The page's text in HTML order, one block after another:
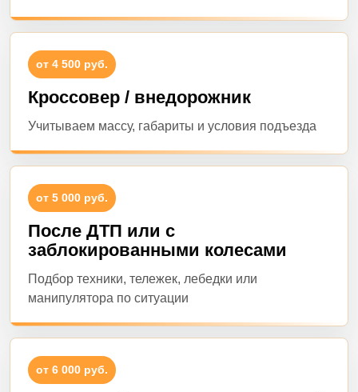
от 4 500 руб.
Кроссовер / внедорожник
Учитываем массу, габариты и условия подъезда
от 5 000 руб.
После ДТП или с
заблокированными колесами
Подбор техники, тележек, лебедки или
манипулятора по ситуации
от 6 000 руб.